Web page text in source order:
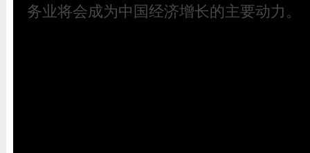
务业将会成为中国经济增长的主要动力。